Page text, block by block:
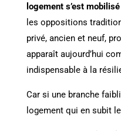
logement s’est
les oppositions
privé, ancien et neuf,
apparaît aujourd’hui
indispensable à la
Car si une branche
logement qui en subit